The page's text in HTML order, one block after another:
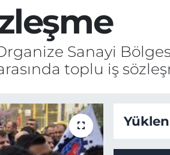
Sanayi
toplu iş